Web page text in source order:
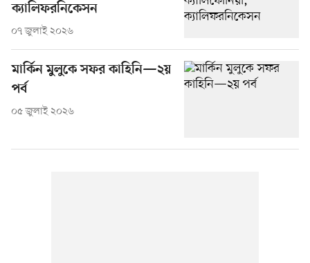
ক্যালিফরনিকেসন
০৭ জুলাই ২০২৬
মার্কিন মুলুকে সফর কাহিনি—২য়
পর্ব
০৫ জুলাই ২০২৬